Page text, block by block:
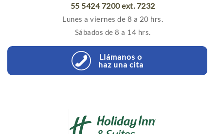
55 5424 7200 ext. 7232
Lunes a viernes de 8 a 20 hrs.
Sábados de 8 a 14 hrs.
Llámanos o
haz una cita